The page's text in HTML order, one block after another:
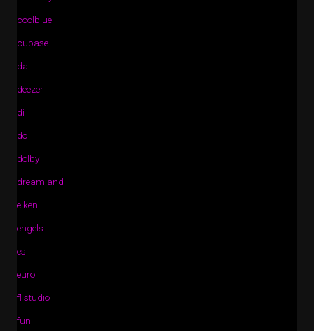
coolblue
cubase
da
deezer
di
do
dolby
dreamland
eiken
engels
es
euro
fl studio
fun